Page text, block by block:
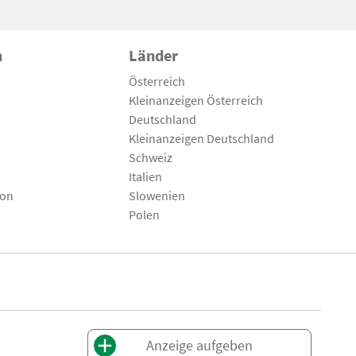
Länder
Österreich
Kleinanzeigen Österreich
Deutschland
Kleinanzeigen Deutschland
Schweiz
Italien
Slowenien
Polen
Anzeige aufgeben